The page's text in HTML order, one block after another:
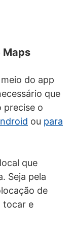
Maps
do app
que
precise o
ou para
que
Seja pela
de
tocar e